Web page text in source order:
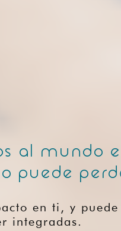
al mundo
puede
en ti, y
integradas.